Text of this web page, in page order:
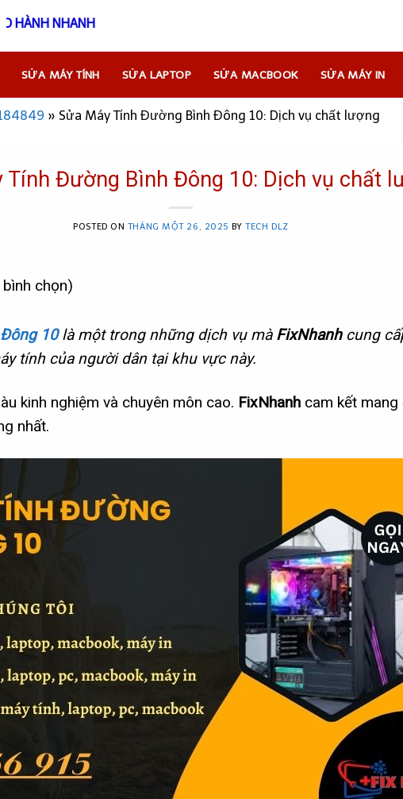
- BẢO HÀNH NHANH
SỬA MÁY TÍNH SỬA LAPTOP SỬA MACBOOK SỬA MÁY IN
» Sửa Máy Tính Đường Bình Đông 10: Dịch vụ chất lượng
Tính Đường Bình Đông 10: Dịch vụ chất
POSTED ON THÁNG MỘT 26, 2025 BYTECH DLZ
chọn)
10là một trong những dịch vụ mà FixNhanhcung
tính của người dân tại khu vực này.
kinh nghiệm và chuyên môn cao. FixNhanh cam kết mang
nhất.